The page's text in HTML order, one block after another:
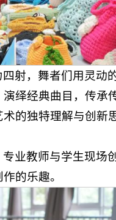
射，舞者们用灵动
绎经典曲目，传
的独特理解与创
业教师与学生现场
的乐趣。